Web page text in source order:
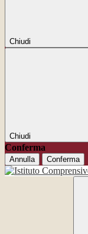
Chiudi
Chiudi
Conferma
Annulla Conferma